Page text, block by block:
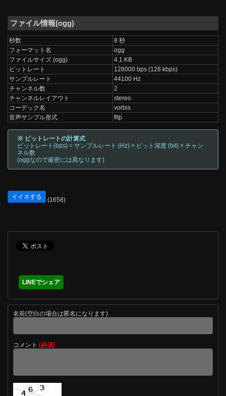
ファイル情報(ogg)
秒数
8 秒
フォーマット名
ogg
ファイルサイズ (ogg)
4.1 KB
ビットレート
128000 bps (128 kbps)
サンプルレート
44100 Hz
チャンネル数
2
チャンネルレイアウト
stereo
コーデック名
vorbis
音声サンプル形式
fltp
※ ビットレートの計算式
ビットレート(bps) = サンプルレート (Hz) × ビット深度 (bit) × チャン
ネル数
(oggなので厳密には異なります)
イイネする (1658)
LINEでシェア
名前(空白の場合は匿名になります)
コメント (必須)